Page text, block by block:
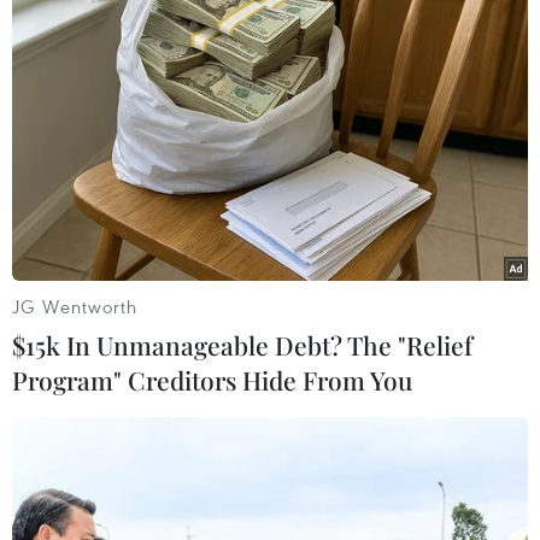
#Công an tỉnh Lai Châu
#Chuyên án đánh bạc
#Bán vé số
#Lô đề #Cảnh sát hình sự
Theo dõi VietnamPlus
JG Wentworth
$15k In Unmanageable Debt? The "Relief
Program" Creditors Hide From You